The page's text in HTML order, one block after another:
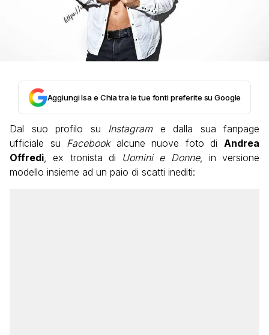
Aggiungi Isa e Chia tra le tue fonti preferite su Google
Dal suo profilo su Instagrame dalla sua fanpage
ufficiale su Facebookalcune nuove foto di Andrea
Offredi , ex tronista di Uomini e Donne, in versione
modello insieme ad un paio di scatti inediti: